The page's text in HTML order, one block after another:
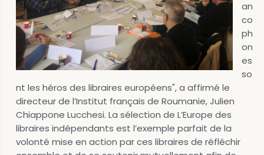
an
co
ph
on
es
so
nt les héros des libraires européens", a affirmé le
directeur de l’Institut français de Roumanie, Julien
Chiappone Lucchesi. La sélection de L’Europe des
libraires indépendants est l’exemple parfait de la
volonté mise en action par ces libraires de réfléchir